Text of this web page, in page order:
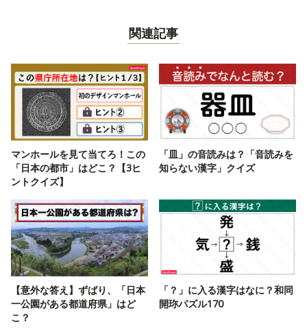
関連記事
マンホールを見て当てろ！この
「日本の都市」はどこ？【3ヒ
ントクイズ】
「皿」の音読みは？「音読みを
知らない漢字」クイズ
【意外な答え】ずばり、「日本
一公園がある都道府県」はど
こ？
「？」に入る漢字はなに？和同
開珎パズル170